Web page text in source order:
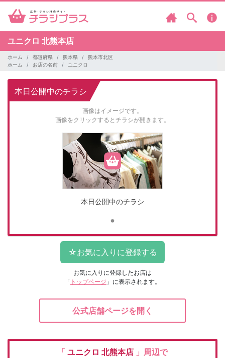
ユニクロ 北熊本店
ホーム 都道府県 熊本県
熊本市北区
ホーム
お店の名前 ユニクロ
本日公開中のチラシ
画像はイメージです。
画像をクリックするとチラシが開きます。
本日公開中のチラシ
お気に入りに登録したお店は
「 トップページ 」に表示されます。
公式店舗ページを開く
「 ユニクロ 北熊本店 」周辺で